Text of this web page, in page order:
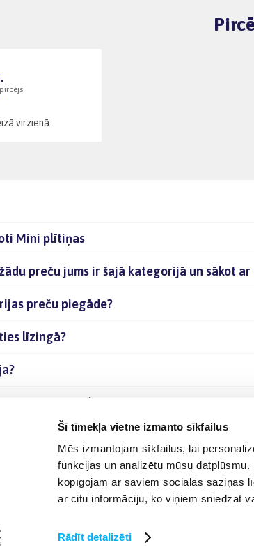
Šī tīmekļa vietne izmanto sīkfailus
Mēs izmantojam sīkfailus, lai
funkcijas un analizētu mūsu
kopīgojam ar saviem sociālās saziņas
ar citu informāciju, ko viņiem sniedzat
Rādīt detalizēti
virzienā.
Mini plītiņas
preču jums ir šajā kategorijā un sākot ar
preču piegāde?
līzingā?
sev piemērotāko preci?